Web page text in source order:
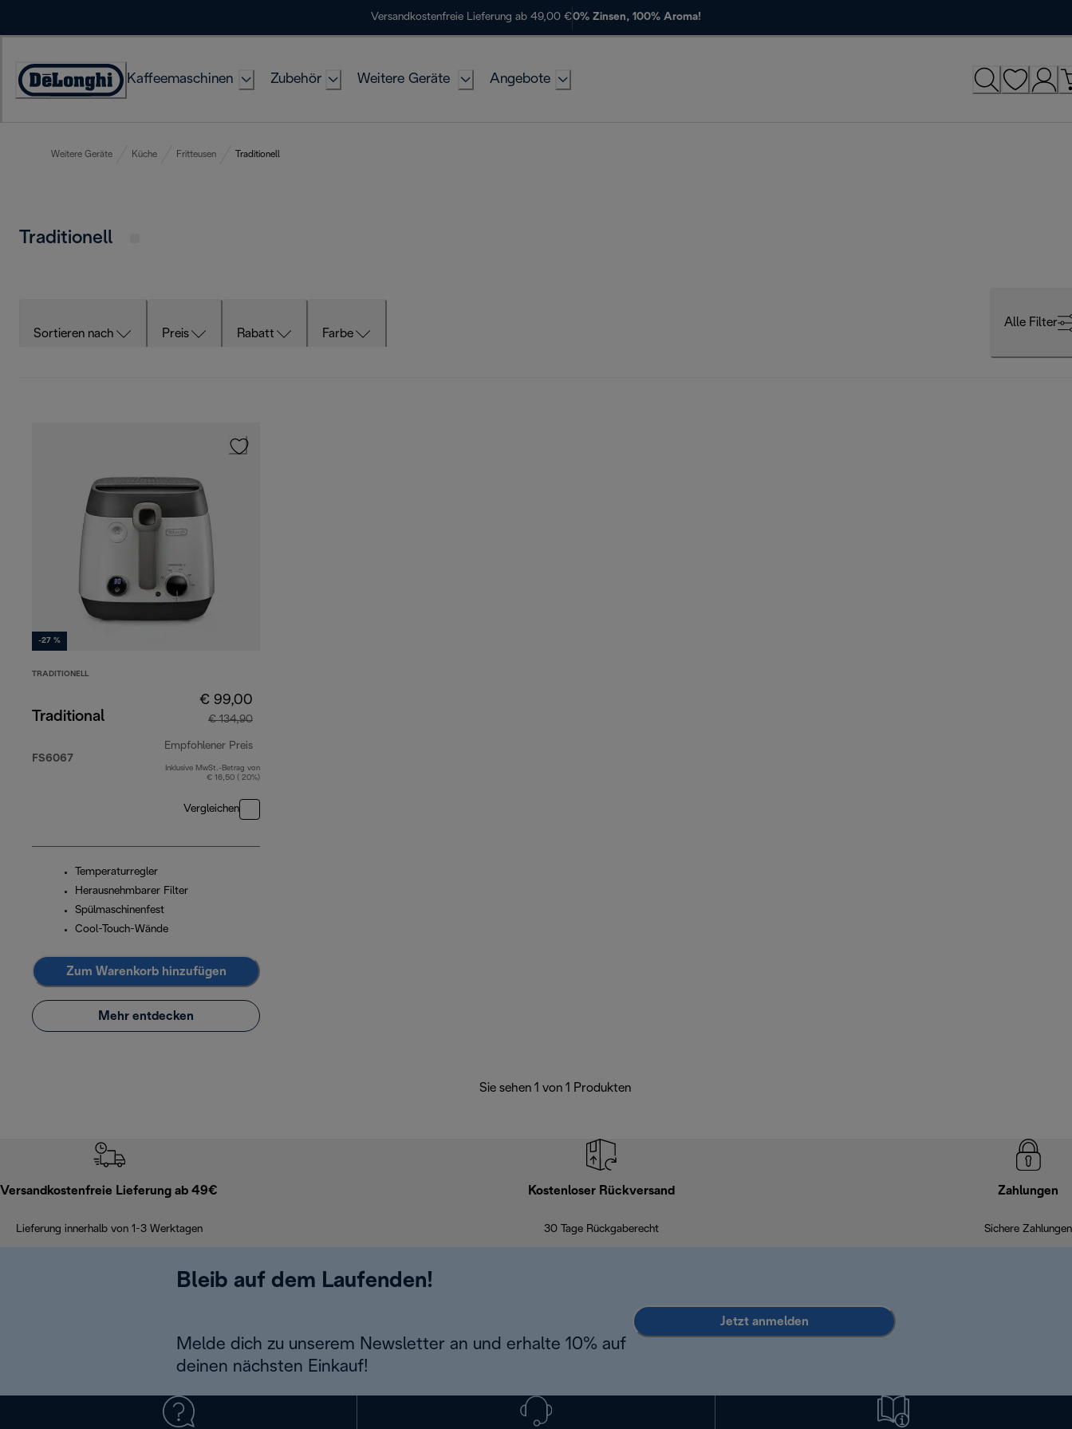
Versandkostenfreie Lieferung ab 49,00 €0% Zinsen, 100% Aroma!
Erklärung
Kaffeemaschinen Zubehör Weitere Geräte Angebote
Weitere Geräte Küche Fritteusen Traditionell
Traditionell
Sortieren nach Preis Rabatt Farbe
Alle Filter
-27 %
TRADITIONELL
Traditional
FS6067
€ 99,00
€ 134,90
Empfohlener Preis
Originalpreis € 134,90
Inklusive MwSt.-Betrag von
€ 16,50 ( 20%)
Vergleichen
Temperaturregler
Herausnehmbarer Filter
Spülmaschinenfest
Cool-Touch-Wände
Zum Warenkorb hinzufügen
Mehr entdecken
Sie sehen 1 von 1 Produkten
Versandkostenfreie Lieferung ab 49€
Lieferung innerhalb von 1-3 Werktagen
Kostenloser Rückversand
30 Tage Rückgaberecht
Zahlungen
Sichere Zahlungen
Bleib auf dem Laufenden!
Melde dich zu unserem Newsletter an und erhalte 10% auf
deinen nächsten Einkauf!
Jetzt anmelden